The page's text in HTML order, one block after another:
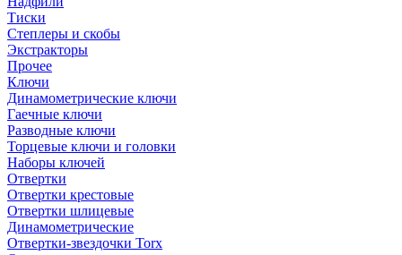
Тиски
Степлеры и скобы
Экстракторы
Прочее
Ключи
Динамометрические ключи
Гаечные ключи
Разводные ключи
Торцевые ключи и головки
Наборы ключей
Отвертки
Отвертки крестовые
Отвертки шлицевые
Динамометрические
Отвертки-звездочки Torx